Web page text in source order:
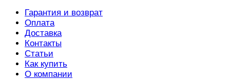
Гарантия и возврат
Оплата
Доставка
Контакты
Статьи
Как купить
О компании